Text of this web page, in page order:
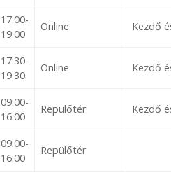
17:00-
19:00
Online Kezdő
17:30-
19:30
Online Kezdő
09:00-
16:00
Repülőtér Kezdő
09:00-
16:00
Repülőtér